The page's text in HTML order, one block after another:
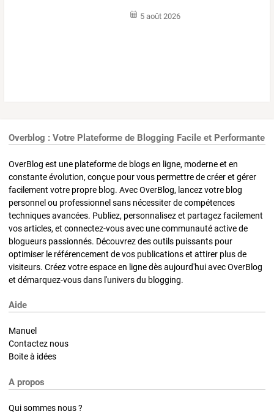
5 août 2026
Overblog : Votre Plateforme de Blogging Facile et Performante
OverBlog est une plateforme de blogs en ligne, moderne et en
constante évolution, conçue pour vous permettre de créer et gérer
facilement votre propre blog. Avec OverBlog, lancez votre blog
personnel ou professionnel sans nécessiter de compétences
techniques avancées. Publiez, personnalisez et partagez facilement
vos articles, et connectez-vous avec une communauté active de
blogueurs passionnés. Découvrez des outils puissants pour
optimiser le référencement de vos publications et attirer plus de
visiteurs. Créez votre espace en ligne dès aujourd'hui avec OverBlog
et démarquez-vous dans l'univers du blogging.
Aide
Manuel
Contactez nous
Boite à idées
A propos
Qui sommes nous ?